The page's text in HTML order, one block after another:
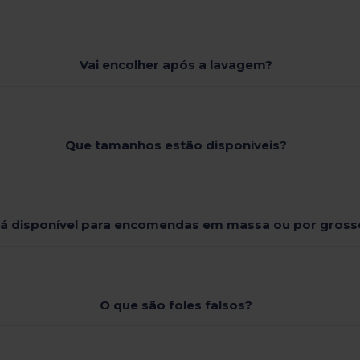
Vai encolher após a lavagem?
Que tamanhos estão disponíveis?
disponível para encomendas em massa ou por
O que são foles falsos?